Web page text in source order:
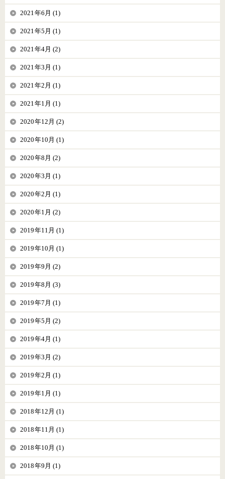
2021年6月 (1)
2021年5月 (1)
2021年4月 (2)
2021年3月 (1)
2021年2月 (1)
2021年1月 (1)
2020年12月 (2)
2020年10月 (1)
2020年8月 (2)
2020年3月 (1)
2020年2月 (1)
2020年1月 (2)
2019年11月 (1)
2019年10月 (1)
2019年9月 (2)
2019年8月 (3)
2019年7月 (1)
2019年5月 (2)
2019年4月 (1)
2019年3月 (2)
2019年2月 (1)
2019年1月 (1)
2018年12月 (1)
2018年11月 (1)
2018年10月 (1)
2018年9月 (1)